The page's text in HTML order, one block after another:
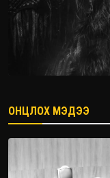
ОНЦЛОХ МЭДЭЭ